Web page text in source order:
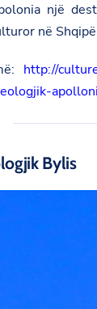
një
në
http://
Bylis